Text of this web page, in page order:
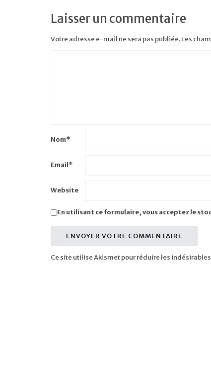
Laisser un commentaire
Votre adresse e-mail ne sera pas publiée.Les
Nom*
Email*
Website
En utilisant ce formulaire, vous acceptez le
Ce site utilise Akismet pour réduire les